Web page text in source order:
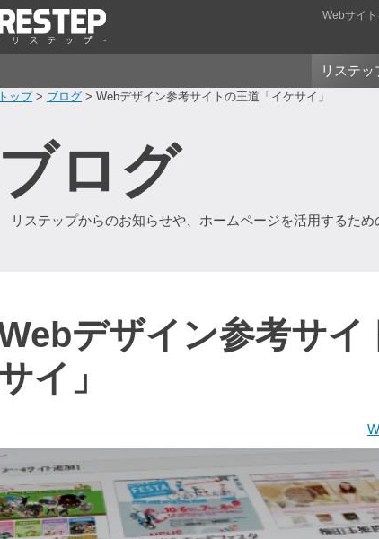
Webサイ
リステッ
トップ> ブログ > Webデザイン参考サイトの王道「イケサイ」
ブログ
リステップからのお知らせや、ホームページを活用するため
デザイン参考サイ
イ」